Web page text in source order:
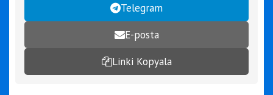
Telegram
E-posta
Linki Kopyala